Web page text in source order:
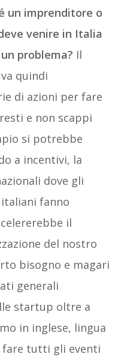
un imprenditore o
venire in Italia
problema? Il
quindi
di azioni per fare
e non scappi
si potrebbe
a incentivi, la
dove gli
fanno
il
del nostro
bisogno e magari
generali
startup oltre a
in inglese, lingua
fare tutti gli eventi